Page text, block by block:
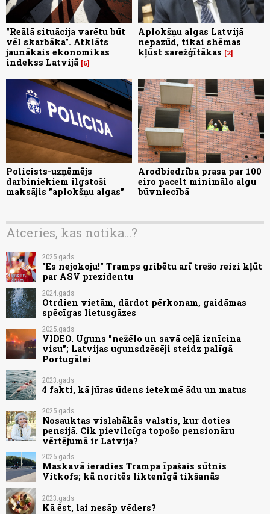
"Reālā situācija varētu būt
vēl skarbāka". Atklāts
jaunākais ekonomikas
indekss Latvijā 6
Aplokšņu algas Latvijā
nepazūd, tikai shēmas
kļūst sarežģītākas
2
Policists-uzņēmējs
darbiniekiem ilgstoši
maksājis "aplokšņu algas"
Arodbiedrība prasa par 100
eiro pacelt minimālo algu
būvniecībā
Atceries, kas notika...?
2025.gads
"Es nejokoju!" Tramps gribētu arī trešo reizi kļūt
par ASV prezidentu
2024.gads
Otrdien vietām, dārdot pērkonam, gaidāmas
spēcīgas lietusgāzes
2025.gads
VIDEO. Uguns "nežēlo un savā ceļā iznīcina
visu"; Latvijas ugunsdzēsēji steidz palīgā
Portugālei
2023.gads
4 fakti, kā jūras ūdens ietekmē ādu un matus
2025.gads
Nosauktas vislabākās valstis, kur doties
pensijā. Cik pievilcīga topošo pensionāru
vērtējumā ir Latvija?
2025.gads
Maskavā ieradies Trampa īpašais sūtnis
Vitkofs; kā noritēs liktenīgā tikšanās
2023.gads
Kā ēst, lai nesāp vēders?